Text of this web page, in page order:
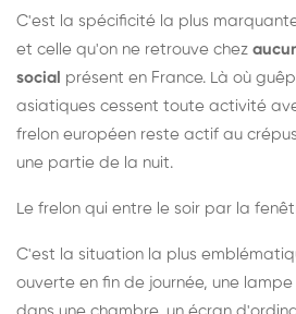
C'est la spécificité la plus
et celle qu'on ne retrouve chez
social présent en France. Là où
asiatiques cessent toute activité
frelon européen reste actif au
une partie de la nuit.
Le frelon qui entre le soir par la
C'est la situation la plus
ouverte en fin de journée, une